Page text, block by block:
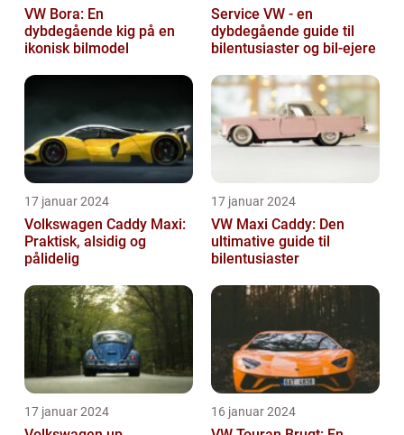
VW Bora: En
dybdegående kig på en
ikonisk bilmodel
Service VW - en
dybdegående guide til
bilentusiaster og bil-ejere
17 januar 2024
Volkswagen Caddy Maxi:
Praktisk, alsidig og
pålidelig
17 januar 2024
VW Maxi Caddy: Den
ultimative guide til
bilentusiaster
17 januar 2024 16 januar 2024